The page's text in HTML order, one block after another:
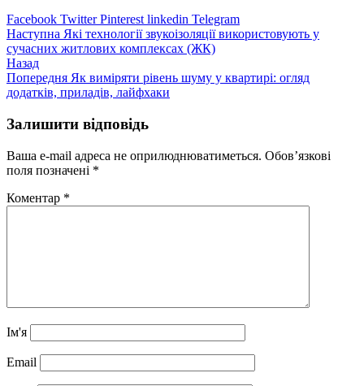
Facebook Twitter Pinterest linkedin Telegram
Наступна Які технології звукоізоляції використовують у
сучасних житлових комплексах (ЖК)
Назад
Попередня Як виміряти рівень шуму у квартирі: огляд
додатків, приладів, лайфхаки
Залишити відповідь
Ваша e-mail адреса не оприлюднюватиметься. Обов’язкові
поля позначені *
Коментар *
Ім'я
Email